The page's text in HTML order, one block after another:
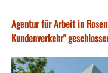
Agentur für Arbeit in
Kundenverkehr"